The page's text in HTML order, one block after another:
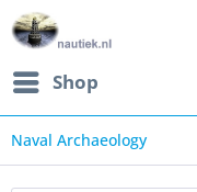
Shop
Naval Archaeology